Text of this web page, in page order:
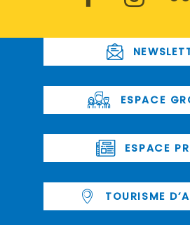
ESPACE
ESPACE
TOURISME